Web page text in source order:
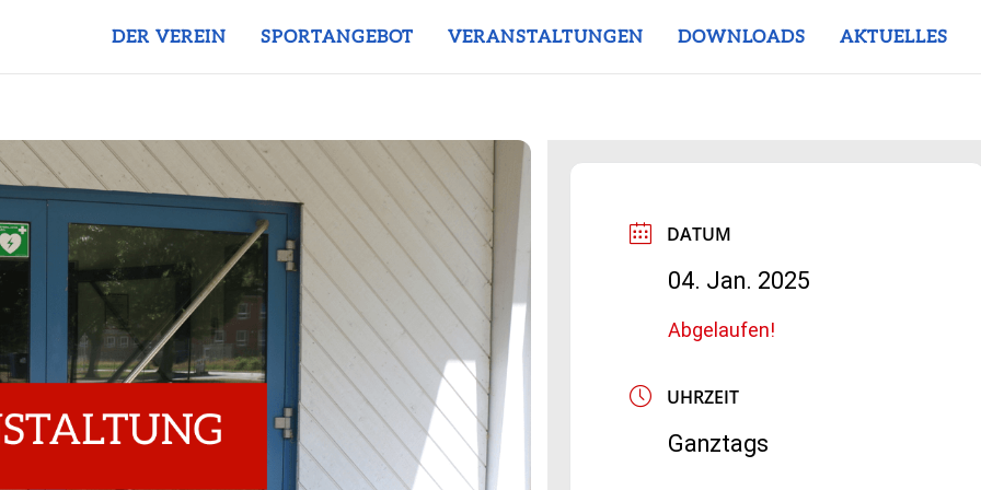
DER VEREIN SPORTANGEBOT VERANSTALTUNGEN DOWNLOADS AKTUELLES
DATUM
04. Jan. 2025
Abgelaufen!
UHRZEIT
Ganztags